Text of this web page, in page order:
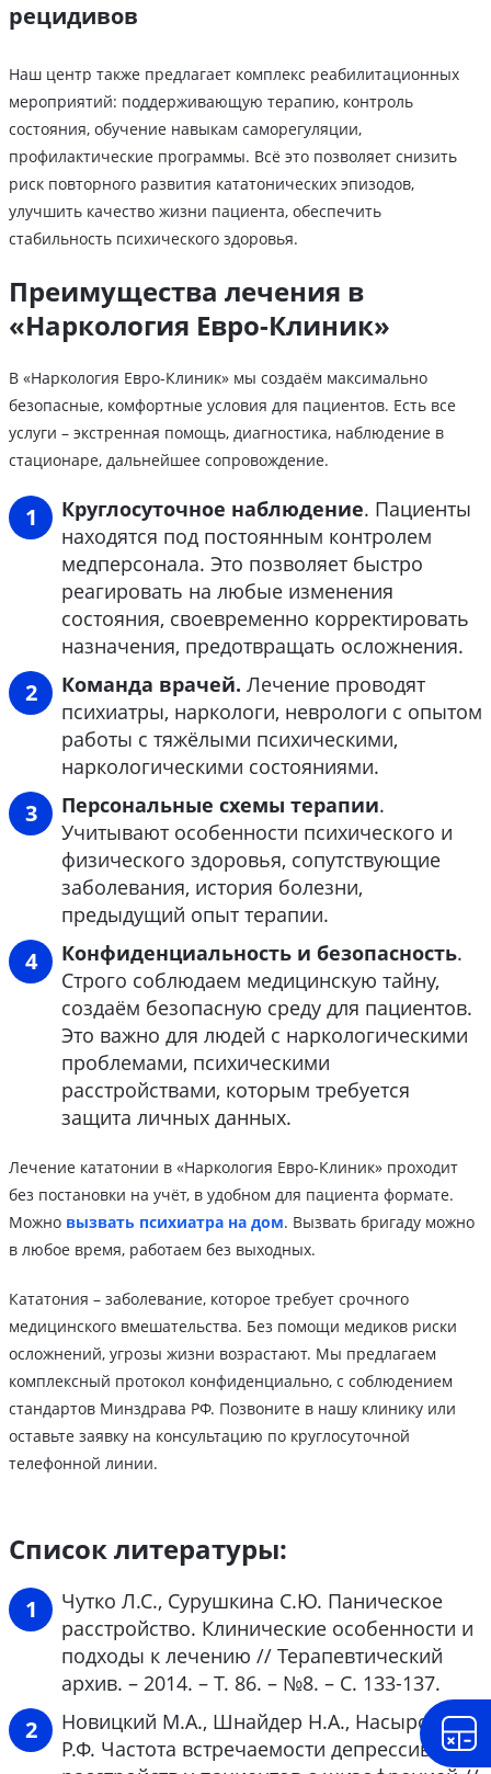
рецидивов
Наш центр также предлагает комплекс реабилитационных
мероприятий: поддерживающую терапию, контроль
состояния, обучение навыкам саморегуляции,
профилактические программы. Всё это позволяет снизить
риск повторного развития кататонических эпизодов,
улучшить качество жизни пациента, обеспечить
стабильность психического здоровья.
Преимущества лечения в
«Наркология Евро-Клиник»
В «Наркология Евро-Клиник» мы создаём максимально
безопасные, комфортные условия для пациентов. Есть все
услуги – экстренная помощь, диагностика, наблюдение в
стационаре, дальнейшее сопровождение.
Круглосуточное наблюдение. Пациенты
находятся под постоянным контролем
медперсонала. Это позволяет быстро
реагировать на любые изменения
состояния, своевременно корректировать
назначения, предотвращать осложнения.
Команда врачей. Лечение проводят
психиатры, наркологи, неврологи с опытом
работы с тяжёлыми психическими,
наркологическими состояниями.
Персональные схемы терапии.
Учитывают особенности психического и
физического здоровья, сопутствующие
заболевания, история болезни,
предыдущий опыт терапии.
Конфиденциальность и безопасность.
Строго соблюдаем медицинскую тайну,
создаём безопасную среду для пациентов.
Это важно для людей с наркологическими
проблемами, психическими
расстройствами, которым требуется
защита личных данных.
Лечение кататонии в «Наркология Евро-Клиник» проходит
без постановки на учёт, в удобном для пациента формате.
Можно вызвать психиатра на дом. Вызвать бригаду можно
в любое время, работаем без выходных.
Кататония – заболевание, которое требует срочного
медицинского вмешательства. Без помощи медиков риски
осложнений, угрозы жизни возрастают. Мы предлагаем
комплексный протокол конфиденциально, с соблюдением
стандартов Минздрава РФ. Позвоните в нашу клинику или
оставьте заявку на консультацию по круглосуточной
телефонной линии.
Список литературы:
Чутко Л.С., Сурушкина С.Ю. Паническое
расстройство. Клинические особенности и
подходы к лечению // Терапевтический
архив. – 2014. – Т. 86. – №8. – С. 133-137.
Новицкий М.А., Шнайдер Н.А., Насырова
Р.Ф. Частота встречаемости депрессивных